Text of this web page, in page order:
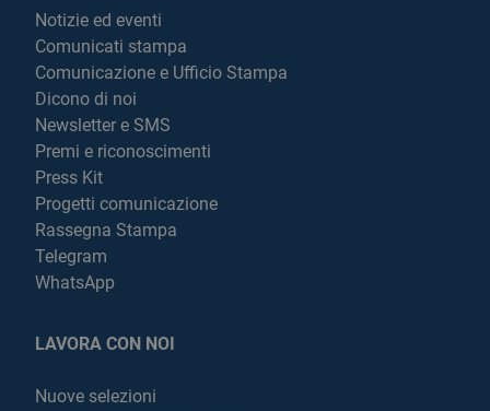
Notizie ed eventi
Comunicati stampa
Comunicazione e Ufficio Stampa
Dicono di noi
Newsletter e SMS
Premi e riconoscimenti
Press Kit
Progetti comunicazione
Rassegna Stampa
Telegram
WhatsApp
LAVORA CON NOI
Nuove selezioni